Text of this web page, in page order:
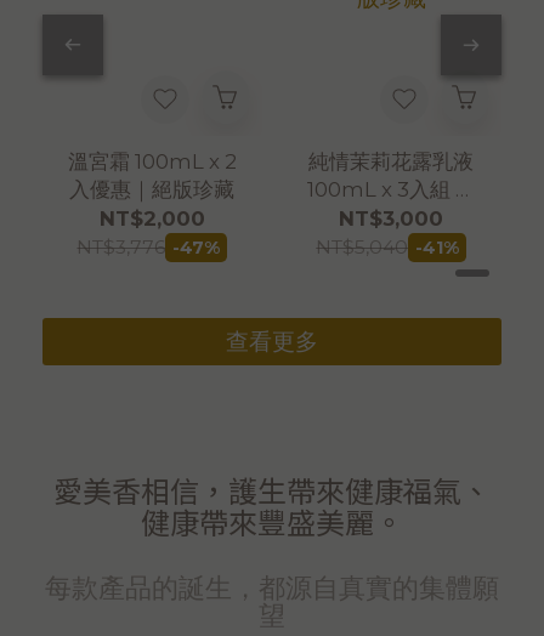
溫宮霜 100mL x 2
入優惠｜絕版珍藏
NT$2,000
NT$3,776 -47%
純情茉莉花露乳液
100mL x 3入組 ｜
絕版珍藏
NT$3,000
NT$5,040 -41%
查看更多
愛美香相信，護生帶來健康福氣、
健康帶來豐盛美麗。
每款產品的誕生，都源自真實的集體願
望